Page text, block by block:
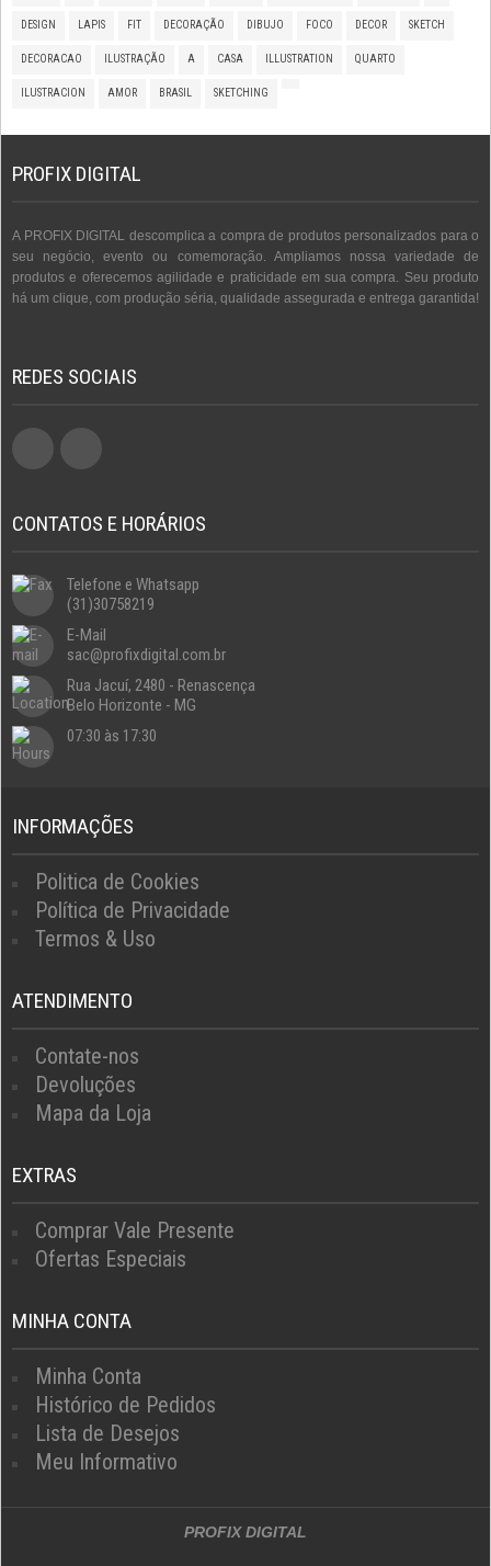
DESIGN LAPIS FIT DECORAÇÃO DIBUJO FOCO DECOR SKETCH
DECORACAO ILUSTRAÇÃO A CASA ILLUSTRATION QUARTO
ILUSTRACION AMOR BRASIL SKETCHING
PROFIX DIGITAL
A PROFIX DIGITAL descomplica a compra de produtos personalizados para o
seu negócio, evento ou comemoração. Ampliamos nossa variedade de
produtos e oferecemos agilidade e praticidade em sua compra. Seu produto
há um clique, com produção séria, qualidade assegurada e entrega garantida!
REDES SOCIAIS
CONTATOS E HORÁRIOS
Telefone e Whatsapp
(31)30758219
E-Mail
sac@profixdigital.com.br
Rua Jacuí, 2480 - Renascença
Belo Horizonte - MG
07:30 às 17:30
INFORMAÇÕES
Politica de Cookies
Política de Privacidade
Termos & Uso
ATENDIMENTO
Contate-nos
Devoluções
Mapa da Loja
EXTRAS
Comprar Vale Presente
Ofertas Especiais
MINHA CONTA
Minha Conta
Histórico de Pedidos
Lista de Desejos
Meu Informativo
PROFIX DIGITAL